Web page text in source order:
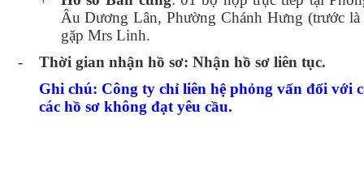
Âu Dương Lân, Phường Chánh Hưng (trước
gặp Mrs Linh.
-
Thời gian nhận hồ sơ: Nhận hồ sơ liên tục.
Ghi chú: Công ty chỉ liên hệ phỏng vấn đối với
các hồ sơ không đạt yêu cầu.